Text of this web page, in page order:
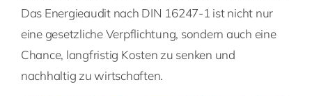
Das Energieaudit nach DIN 16247-1 ist nicht nur
eine gesetzliche Verpflichtung, sondern auch eine
Chance, langfristig Kosten zu senken und
nachhaltig zu wirtschaften.